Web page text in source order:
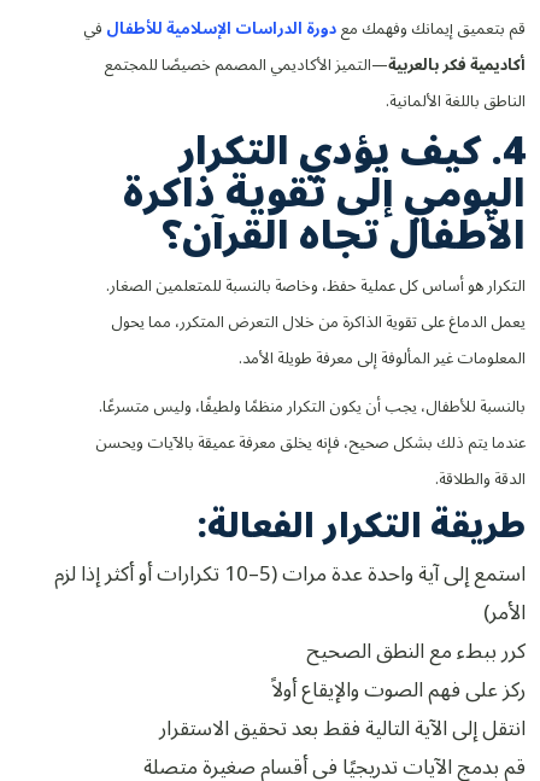
قم بتعميق إيمانك وفهمك معدورة الدراسات الإسلامية للأطفالفي
أكاديمية فكر بالعربية—التميز الأكاديمي المصمم خصيصًا للمجتمع
الناطق باللغة الألمانية.
4. كيف يؤدي التكرار
اليومي إلى تقوية ذاكرة
الأطفال تجاه القرآن؟
التكرار هو أساس كل عملية حفظ، وخاصة بالنسبة للمتعلمين الصغار.
يعمل الدماغ على تقوية الذاكرة من خلال التعرض المتكرر، مما يحول
المعلومات غير المألوفة إلى معرفة طويلة الأمد.
بالنسبة للأطفال، يجب أن يكون التكرار منظمًا ولطيفًا، وليس متسرعًا.
عندما يتم ذلك بشكل صحيح، فإنه يخلق معرفة عميقة بالآيات ويحسن
الدقة والطلاقة.
طريقة التكرار الفعالة:
استمع إلى آية واحدة عدة مرات (5–10 تكرارات أو أكثر إذا لزم
الأمر)
كرر ببطء مع النطق الصحيح
ركز على فهم الصوت والإيقاع أولاً
انتقل إلى الآية التالية فقط بعد تحقيق الاستقرار
قم بدمج الآيات تدريجيًا في أقسام صغيرة متصلة